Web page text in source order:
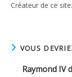
Créateur de ce site.
VOUS
Raymond IV